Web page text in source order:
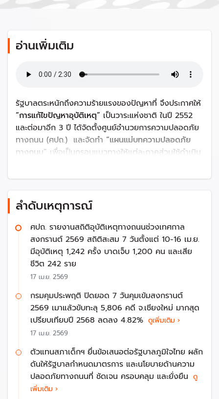
ปลอดภัยทางถนนทั่วโลก
(BIGRS)
อ่านเพิ่มเติม
รัฐบาลตระหนักถึงความร้ายแรงของปัญหาที่ จึงประกาศให้
“การแก้ไขปัญหาอุบัติเหตุ” เป็นวาระแห่งชาติ ในปี 2552
และต่อมาอีก 3 ปี ได้จัดตั้งศูนย์อำนวยการความปลอดภัย
ทางถนน (ศปถ.) และจัดทำ “แผนแม่บทความปลอดภัย
ทางถนน” เพื่อเป็นกรอบแนวทางให้แต่ละภาคส่วนใช้ดำเนิน
แผนแม่บทความปลอดภัยทางถนน พ.ศ. 2556 – 2559
แผนแม่บทความปลอดภัยทางถนน พ.ศ. 2560 – 2563
แผนแม่บทความปลอดภัยทางถนน พ.ศ. 2561 – 2564
(ศปถ.มีมติปรับแผนแม่บทฯ พ.ศ.2560 – 2563 เป็นแผนแม่
บทฯ พ.ศ.2561 – 2564 เพื่อให้สอดคล้องกับยุทธศาสตร์
ชาติ 20 ปี)
แผนแม่บทความปลอดภัยทางถนน พ.ศ. 2565 – 2570
(ล่าสุด)
สำหรับแผนแม่บทฯ ฉบับ 5 จะเน้นแนวทางสากล“Safe
System Approach”ในการลดอุบัติเหตุทางถนน เน้นการ
ออกแบบระบบทั้งหมด“คน–รถ– ถนน–โครงสร้างการ
ทำงาน ”ให้มีความปลอดภัยสูงสุด โดยมี 4 ยุทธศาสตร์
มุ่งเป้าลดการเสียชีวิตและบาดเจ็บสาหัสของผู้ใช้รถใช้ถนน
ยกระดับมาตรฐานด้านความปลอดภัยของยานพาหนะ
พัฒนาสภาพแวดล้อมที่ปลอดภัยและการเดินทางที่ยั่งยืน
ลำดับเหตุการณ์
ศปถ. รายงานสถิติอุบัติเหตุทางถนนช่วงเทศกาล
สงกรานต์ 2569 สถิติสะสม 7 วันตั้งแต่ 10-16 เม.ย.
มีอุบัติเหตุ 1,242 ครั้ง บาดเจ็บ 1,200 คน และเสีย
ชีวิต 242 ราย
17 เม.ย. 2569
กรมคุมประพฤติ ปิดยอด 7 วันคุมเข้มสงกรานต์
2569 เมาแล้วขับทะลุ 5,806 คดี จ.เชียงใหม่ มากสุด
เปรียบเทียบปี 2568 ลดลง 4.82% ดูเพิ่มเติม ›
17 เม.ย. 2569
ตัวแทนสภาเด็กฯ ยื่นข้อเสนอต่อรัฐบาลภูมิใจไทย ผลัก
ดันให้รัฐบาลกำหนดมาตรการ และนโยบายด้านความ
ปลอดภัยทางถนนที่ ชัดเจน ครอบคลุม และยั่งยืน ดู
เพิ่มเติม ›